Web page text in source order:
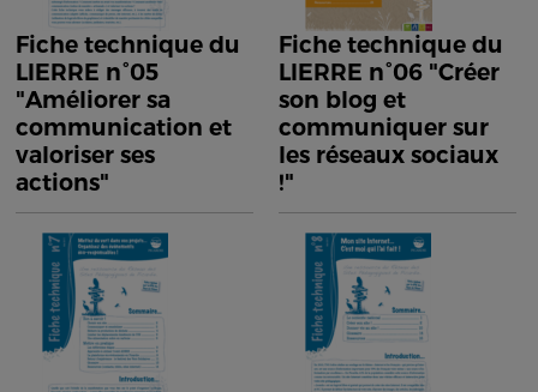
Fiche technique du
LIERRE n°05
"Améliorer sa
communication et
valoriser ses
actions"
Fiche technique du
LIERRE n°06 "Créer
son blog et
communiquer sur
les réseaux sociaux
!"